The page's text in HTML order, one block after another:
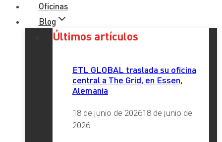
Oficinas
Blog
Últimos artículos
ETL GLOBAL traslada su oficina
central a The Grid, en Essen,
Alemania
18 de junio de 202618 de junio de
2026